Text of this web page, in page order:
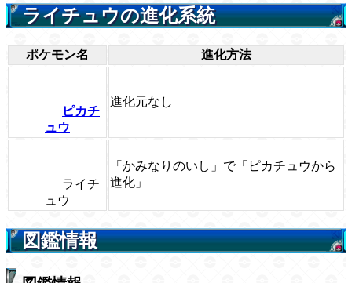
ライチュウの進化系統
ポケモン名 進化方法
ピカチ
ュウ
進化元なし
ライチ
ュウ
「かみなりのいし」で「ピカチュウから
進化」
図鑑情報